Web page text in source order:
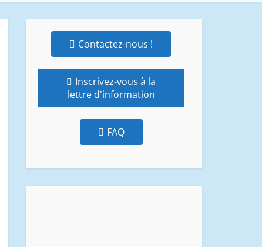
Contactez-nous !
Inscrivez-vous à la
lettre d'information
FAQ